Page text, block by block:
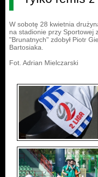
W sobotę 28 kwietnia
na stadionie przy Sportowej
"Brunatnych" zdobył Piotr
Bartosiaka.
Fot. Adrian Mielczarski